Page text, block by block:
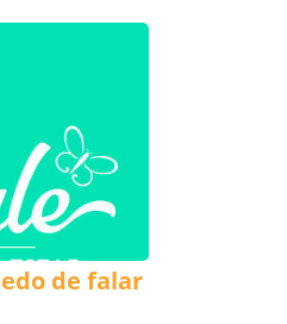
de falar